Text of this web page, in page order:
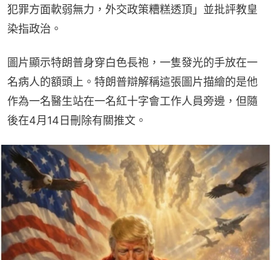
犯罪方面軟弱無力，外交政策糟糕透頂」並批評教皇
染指政治。
圖片顯示特朗普身穿白色長袍，一隻發光的手放在一
名病人的額頭上。特朗普辯解稱這張圖片描繪的是他
作為一名醫生站在一名紅十字會工作人員旁邊，但隨
後在4月14日刪除有關推文。